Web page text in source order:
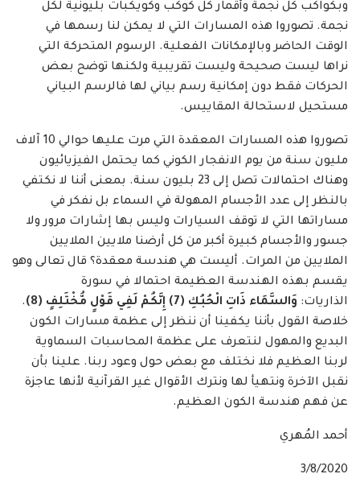
وبكواكب كل نجمة وأقمار كل كوكب وكويكبات بليونية لكل
نجمة. تصوروا هذه المسارات التي لا يمكن لنا رسمها في
الوقت الحاضر وبالإمكانات الفعلية. الرسوم المتحركة التي
نراها ليست صحيحة وليست تقريبية ولكنها توضح بعض
الحركات فقط دون إمكانية رسم بياني لها فالرسم البياني
مستحيل لاستحالة المقاييس.
تصوروا هذه المسارات المعقدة التي مرت عليها حوالي 10 آلاف
مليون سنة من يوم الانفجار الكوني كما يحتمل الفيزيائيون
وهناك احتمالات تصل إلى 23 بليون سنة. بمعنى أننا لا نكتفي
بالنظر إلى عدد الأجسام المهولة في السماء بل نفكر في
مساراتها التي لا توقف السيارات وليس بها إشارات مرور ولا
جسور والأجسام كبيرة أكبر من كل أرضنا ملايين الملايين
الملايين من المرات. أليست هي هندسة معقدة؟ قال تعالى وهو
يقسم بهذه الهندسة العظيمة احتمالا في سورة
الذاريات: وَالسَّمَاء ذَاتِ الْحُبُكِ (7) إِنَّكُمْ لَفِي قَوْلٍ مُّخْتَلِفٍ (8)
.
خلاصة القول بأننا يكفينا أن ننظر إلى عظمة مسارات الكون
البديع والمهول لنتعرف على عظمة المحاسبات السماوية
لربنا العظيم فلا نختلف مع بعض حول وعود ربنا. علينا بأن
نقبل الآخرة ونتهيأ لها ونترك الأقوال غير القرآنية لأنها عاجزة
عن فهم هندسة الكون العظيم.
أحمد المُهري
3/8/2020